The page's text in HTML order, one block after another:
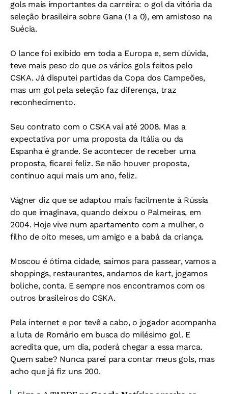
gols mais importantes da carreira: o gol da vitória da
seleção brasileira sobre Gana (1 a 0), em amistoso na
Suécia.
O lance foi exibido em toda a Europa e, sem dúvida,
teve mais peso do que os vários gols feitos pelo
CSKA. Já disputei partidas da Copa dos Campeões,
mas um gol pela seleção faz diferença, traz
reconhecimento.
Seu contrato com o CSKA vai até 2008. Mas a
expectativa por uma proposta da Itália ou da
Espanha é grande. Se acontecer de receber uma
proposta, ficarei feliz. Se não houver proposta,
continuo aqui mais um ano, feliz.
Vágner diz que se adaptou mais facilmente à Rússia
do que imaginava, quando deixou o Palmeiras, em
2004. Hoje vive num apartamento com a mulher, o
filho de oito meses, um amigo e a babá da criança.
Moscou é ótima cidade, saímos para passear, vamos a
shoppings, restaurantes, andamos de kart, jogamos
boliche, conta. E sempre nos encontramos com os
outros brasileiros do CSKA.
Pela internet e por tevê a cabo, o jogador acompanha
a luta de Romário em busca do milésimo gol. E
acredita que, um dia, poderá chegar a essa marca.
Quem sabe? Nunca parei para contar meus gols, mas
acho que já fiz uns 200.